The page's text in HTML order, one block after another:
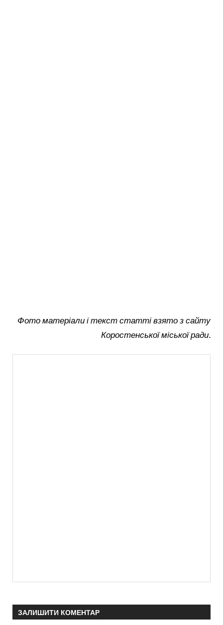
Фото матеріали і текст статті взято з сайту
Коростенської міської ради.
ЗАЛИШИТИ КОМЕНТАР